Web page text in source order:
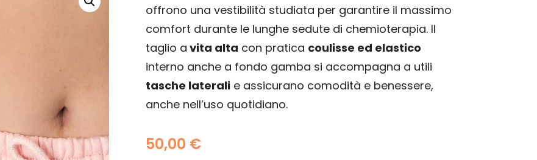
offrono una vestibilità studiata per garantire il massimo
comfort durante le lunghe sedute di chemioterapia. Il
taglio a vita alta con pratica coulisse ed elastico
interno anche a fondo gamba si accompagna a utili
tasche lateralie assicurano comodità e benessere,
anche nell’uso quotidiano.
50,00 €